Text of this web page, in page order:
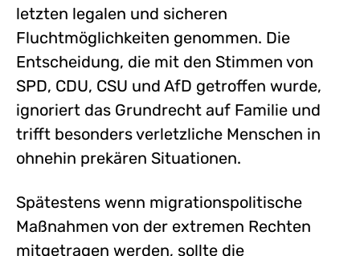
letzten legalen und sicheren
Fluchtmöglichkeiten genommen. Die
Entscheidung, die mit den Stimmen von
SPD, CDU, CSU und AfD getroffen wurde,
ignoriert das Grundrecht auf Familie und
trifft besonders verletzliche Menschen in
ohnehin prekären Situationen.
Spätestens wenn migrationspolitische
Maßnahmen von der extremen Rechten
mitgetragen werden, sollte die